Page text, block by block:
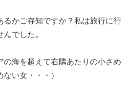
るかご存知ですか？私は旅行に行
でした。
の海を超えて右隣あたりの小さめ
い女・・・）